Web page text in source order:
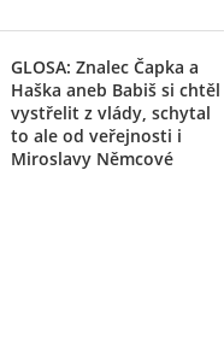
GLOSA: Znalec Čapka a
Haška aneb Babiš si chtěl
vystřelit z vlády, schytal
to ale od veřejnosti i
Miroslavy Němcové